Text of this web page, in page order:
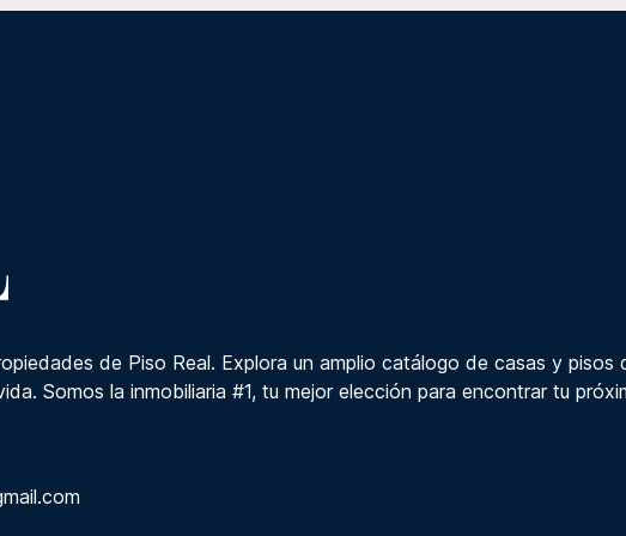
de Piso Real. Explora un amplio catálogo de casas y pisos
Somos la inmobiliaria #1, tu mejor elección para encontrar tu